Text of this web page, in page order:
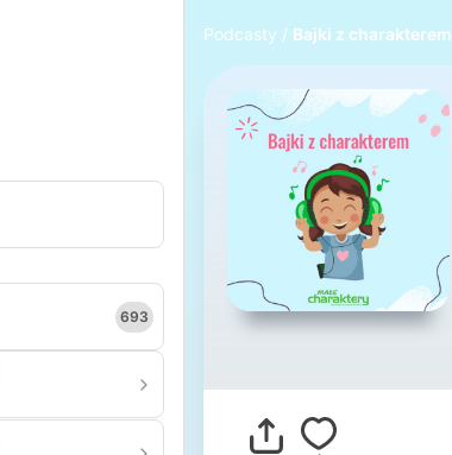
693
Podcasty Bajki z charakterem